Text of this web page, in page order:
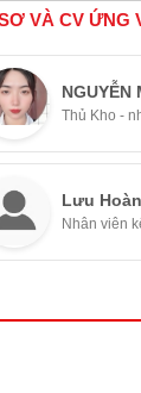
VÀ CV ỨNG
NGUYỄN
Thủ Kho -
Lưu
Nhân viên